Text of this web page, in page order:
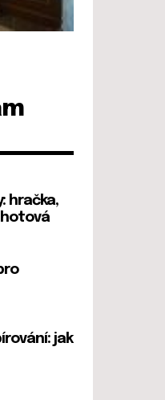
hračka,
hotová
jak